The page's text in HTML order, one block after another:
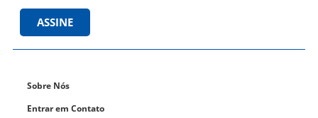
ASSINE
Sobre Nós
Entrar em Contato